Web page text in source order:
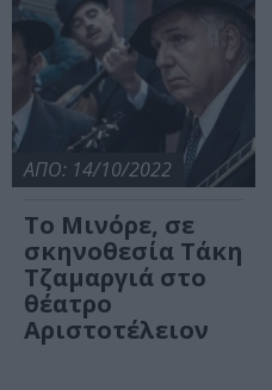
ΑΠΟ: 14/10/2022
Το Μινόρε, σε
σκηνοθεσία Τάκη
Τζαμαργιά στο
θέατρο
Αριστοτέλειον